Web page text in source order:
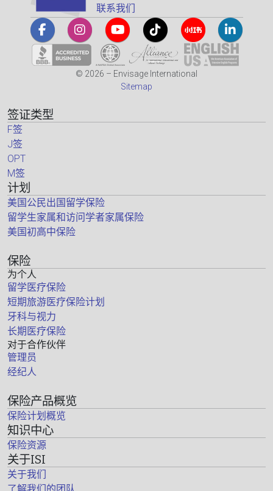
联系我们
© 2026 – Envisage International
Sitemap
签证类型
F签
J签
OPT
M签
计划
美国公民出国留学保险
留学生家属和访问学者家属保险
美国初高中保险
保险
为个人
留学医疗保险
短期旅游医疗保险计划
牙科与视力
长期医疗保险
对于合作伙伴
管理员
经纪人
保险产品概览
保险计划概览
知识中心
保险资源
关于ISI
关于我们